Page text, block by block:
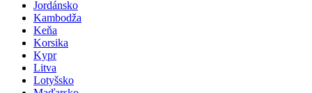
Jordánsko
Kambodža
Keňa
Korsika
Kypr
Litva
Lotyšsko